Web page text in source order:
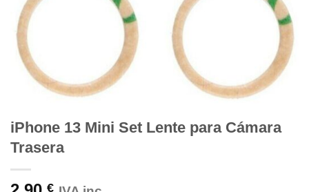
iPhone 13 Mini Set Lente para Cámara
Trasera
€